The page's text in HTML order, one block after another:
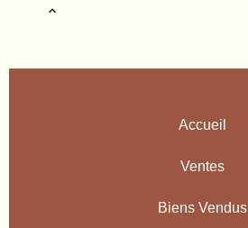
Accueil
Ventes
Biens Vendus